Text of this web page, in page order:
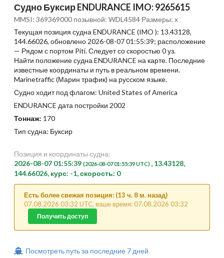
Судно Буксир ENDURANCE IMO: 9265615
MMSI: 369369000 позывной: WDL4584 Размеры: x
Текущая позиция судна ENDURANCE (IMO ): 13.43128,
144.66026, обновлено 2026-08-07 01:55:39; расположение
— Рядом с портом Piti. Следует со скоростью 0 уз.
Найти положение судна ENDURANCE на карте. Последние
известные координаты и путь в реальном времени.
Marinetraffic (Марин трафик) на русском языке.
Судно ходит под флагом: United States of America
ENDURANCE дата постройки 2002
Тоннаж: 170
Тип судна: Буксир
Позиция и координаты судна:
2026-08-07 01:55:39 (2026-08-07 01:55:39 UTC) , 13.43128,
144.66026, курс: -1, скорость: 0
Есть более свежая позиция: (13 ч. 8 м. назад)
07.08.2026 03:32 UTC, ваше время: 07.08.2026 03:32
Получить доступ
Посмотреть путь за последние 7 дней